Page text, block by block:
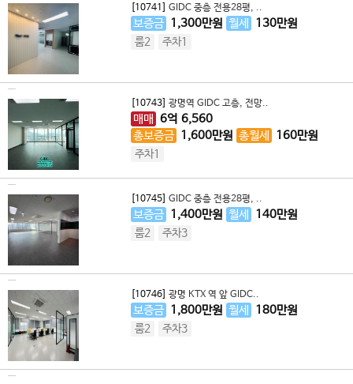
[10741] GIDC 중층 전용28평, ..
보증금 1,300만원 월세 130만원
룸2 주차1
[10743] 광명역 GIDC 고층, 전망..
매매 6억 6,560
총보증금 1,600만원 총월세 160만원
주차1
[10745] GIDC 중층 전용28평, ..
보증금 1,400만원 월세 140만원
룸2 주차3
[10746] 광명 KTX 역 앞 GIDC..
보증금 1,800만원 월세 180만원
룸2 주차3